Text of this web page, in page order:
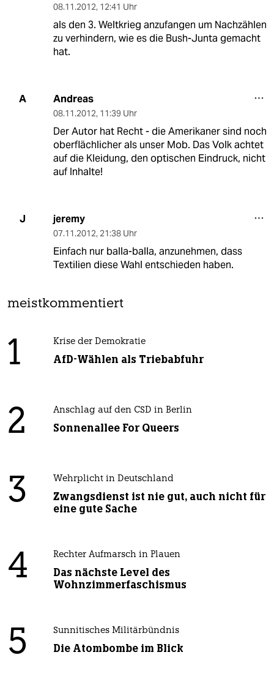
08.11.2012, 12:41 Uhr
als den 3. Weltkrieg anzufangen um Nachzählen
zu verhindern, wie es die Bush-Junta gemacht
hat.
A Andreas
08.11.2012, 11:39 Uhr
Der Autor hat Recht - die Amerikaner sind noch
oberflächlicher als unser Mob. Das Volk achtet
auf die Kleidung, den optischen Eindruck, nicht
auf Inhalte!
J jeremy
07.11.2012, 21:38 Uhr
Einfach nur balla-balla, anzunehmen, dass
Textilien diese Wahl entschieden haben.
meistkommentiert
1 Krise der Demokratie
AfD-Wählen als Triebabfuhr
2 Anschlag auf den CSD in Berlin
Sonnenallee For Queers
3 Wehrplicht in Deutschland
Zwangsdienst ist nie gut, auch nicht für
eine gute Sache
4 Rechter Aufmarsch in Plauen
Das nächste Level des
Wohnzimmerfaschismus
5 Sunnitisches Militärbündnis
Die Atombombe im Blick